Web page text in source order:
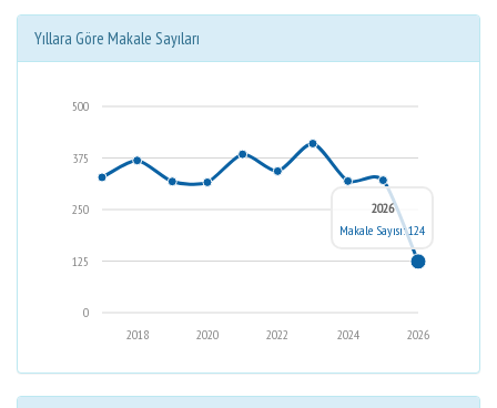
Yıllara Göre Makale Sayıları
0
125
250
375
500
2026
2024
2022
2020
2018
2026
Makale Sayısı: 124